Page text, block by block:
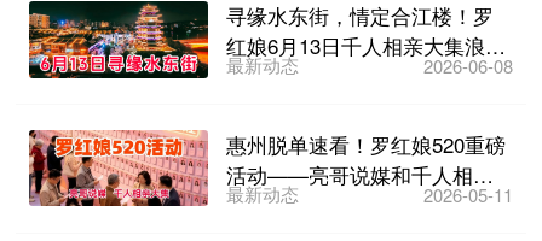
寻缘水东街，情定合江楼！罗
红娘6月13日千人相亲大集浪漫
来袭！
最新动态 2026-06-08
惠州脱单速看！罗红娘520重磅
活动——亮哥说媒和千人相亲
大集来了，5月17日...
最新动态 2026-05-11